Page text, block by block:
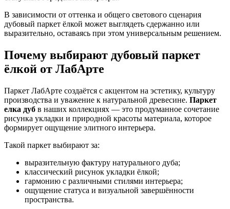
В зависимости от оттенка и общего светового сценария
дубовый паркет ёлкой может выглядеть сдержанно или
выразительно, оставаясь при этом универсальным решением.
Почему выбирают дубовый паркет
ёлкой от ЛабАрте
Паркет ЛабАрте создаётся с акцентом на эстетику, культуру
производства и уважение к натуральной древесине. Паркет
елка дуб в наших коллекциях — это продуманное сочетание
рисунка укладки и природной красоты материала, которое
формирует ощущение элитного интерьера.
Такой паркет выбирают за:
выразительную фактуру натурального дуба;
классический рисунок укладки ёлкой;
гармонию с различными стилями интерьера;
ощущение статуса и визуальной завершённости
пространства.